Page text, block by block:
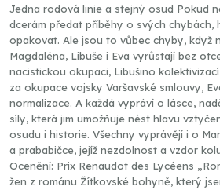
Jedna rodová linie a stejný osud Pokud
dcerám předat příběhy o svých chybách,
opakovat. Ale jsou to vůbec chyby, když
Magdaléna, Libuše i Eva vyrůstají bez
nacistickou okupaci, Libušino
za okupace vojsky Varšavské smlouvy,
normalizace. A každá vypráví o lásce,
síly, která jim umožňuje nést hlavu
osudu i historie. Všechny vyprávějí i o
a prababičce, jejíž nezdolnost a vzdor
Ocenění: Prix Renaudot des Lycéens
žen z románu Žítkovské bohyně, který